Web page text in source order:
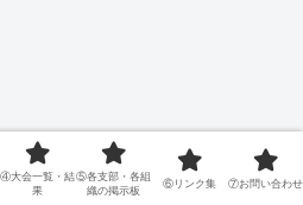
④大会一覧・結
果
⑤各支部・各組
織の掲示板
⑥リンク集 ⑦お問い合わせ